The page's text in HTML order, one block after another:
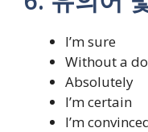
I’m sure
Without a
Absolutely
I’m certain
I’m